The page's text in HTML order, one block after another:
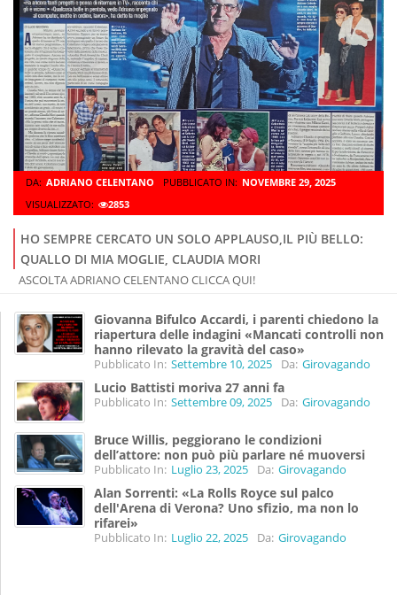
DA: ADRIANO CELENTANO PUBBLICATO IN: NOVEMBRE 29, 2025
VISUALIZZATO:
2853
HO SEMPRE CERCATO UN SOLO APPLAUSO,IL PIÙ BELLO:
QUALLO DI MIA MOGLIE, CLAUDIA MORI
ASCOLTA ADRIANO CELENTANO CLICCA QUI!
Giovanna Bifulco Accardi, i parenti chiedono la
riapertura delle indagini «Mancati controlli non
hanno rilevato la gravità del caso»
Pubblicato In: Settembre 10, 2025 Da: Girovagando
Lucio Battisti moriva 27 anni fa
Pubblicato In: Settembre 09, 2025 Da: Girovagando
Bruce Willis, peggiorano le condizioni
dell’attore: non può più parlare né muoversi
Pubblicato In: Luglio 23, 2025 Da: Girovagando
Alan Sorrenti: «La Rolls Royce sul palco
dell'Arena di Verona? Uno sfizio, ma non lo
rifarei»
Pubblicato In: Luglio 22, 2025 Da: Girovagando